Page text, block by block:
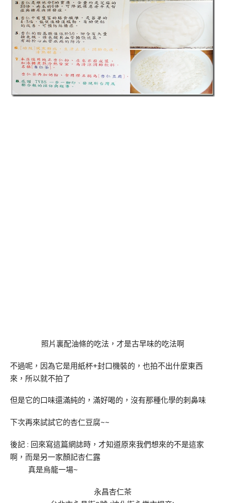
照片裏配油條的吃法，才是古早味的吃法啊
不過呢，因為它是用紙杯+封口機裝的，也拍不出什麼東西
來，所以就不拍了
但是它的口味還滿純的，滿好喝的，沒有那種化學的刺鼻味
下次再來試試它的杏仁豆腐~~
後記 : 回來寫這篇網誌時，才知道原來我們想來的不是這家
啊，而是另一家顏記杏仁露
真是烏龍一場~
永昌杏仁茶